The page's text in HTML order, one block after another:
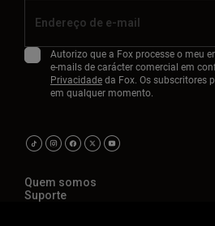
Autorizo que a Fox processe o meu
e-mails de carácter comercial em
Privacidadeda Fox. Os subscritores
em qualquer momento.
Quem somos
Suporte